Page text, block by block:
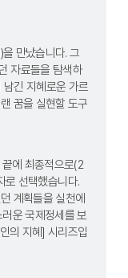
을 만났습니다. 그
자료들을 탐색하
남긴 지혜로운 가르
꿈을 실현할 도구
에 최종적으로(2
선택했습니다.
계획들을 실천에
운 국제정세를 보
의 지혜] 시리즈입